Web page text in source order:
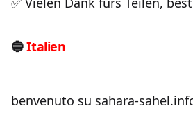
🔵Italien
benvenuto su sahara-